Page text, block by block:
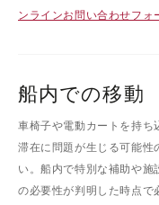
ンラインお問い合わせフォ
船内での移動
車椅子や電動カートを持ち
滞在に問題が生じる可能性
い。船内で特別な補助や施
の必要性が判明した時点で